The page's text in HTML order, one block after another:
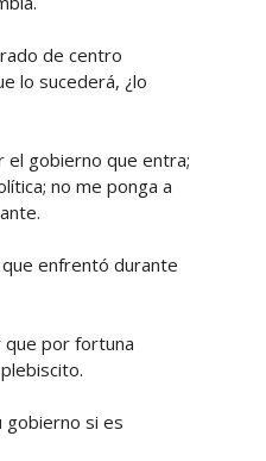
de centro
lo sucederá, ¿lo
el gobierno que entra;
no me ponga a
que enfrentó durante
que por fortuna
gobierno si es